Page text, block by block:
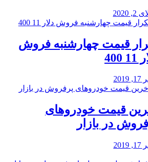
2020
قیمت چهارشنبه فروش
قیمت خودرو‌های
در بازار